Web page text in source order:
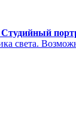
Студийный
света.